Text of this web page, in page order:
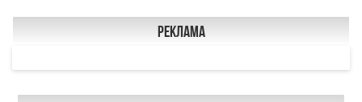
Реклама